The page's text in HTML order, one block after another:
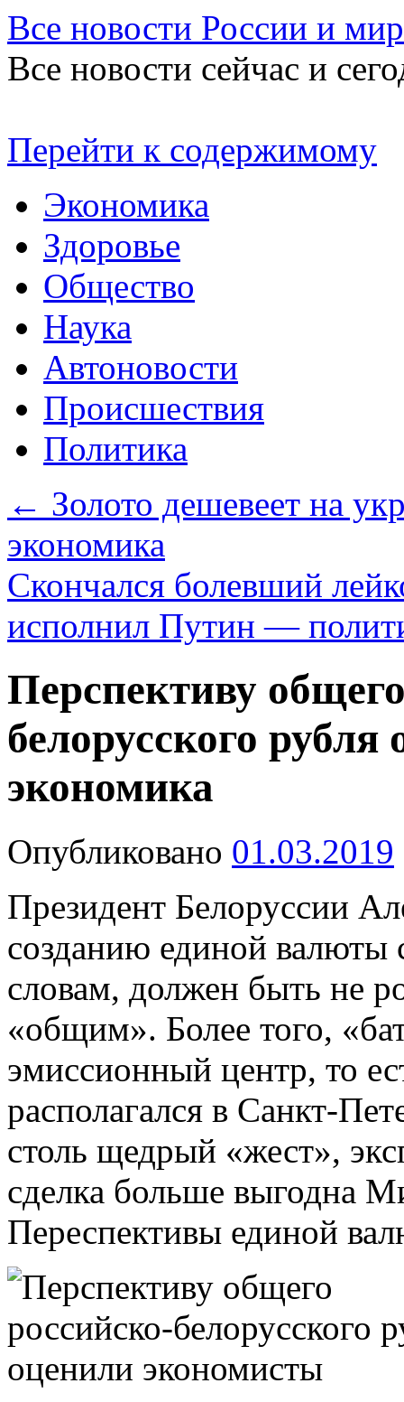
Все новости России и
Все новости сейчас и
Перейти к содержимому
Экономика
Здоровье
Общество
Наука
Автоновости
Происшествия
Политика
← Золото дешевеет на
экономика
Скончался болевший
исполнил Путин —
Перспективу
белорусского
экономика
Опубликовано 01.03.2019
Президент Белоруссии
созданию единой валюты
словам, должен быть не
«общим». Более того,
эмиссионный центр, то
располагался в Санкт-
столь щедрый «жест»,
сделка больше выгодна
Переспективы единой